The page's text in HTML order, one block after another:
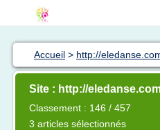
Accueil > http://
Site : http://
Classement : 146 / 457
3 articles sélectionnés